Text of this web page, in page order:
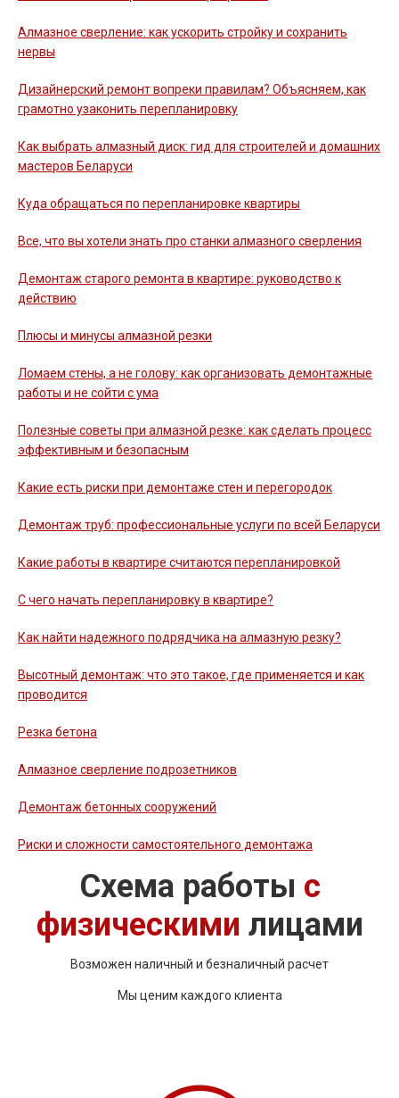
Алмазное сверление: как ускорить стройку и сохранить
нервы
Дизайнерский ремонт вопреки правилам? Объясняем, как
грамотно узаконить перепланировку
Как выбрать алмазный диск: гид для строителей и домашних
мастеров Беларуси
Куда обращаться по перепланировке квартиры
Все, что вы хотели знать про станки алмазного сверления
Демонтаж старого ремонта в квартире: руководство к
действию
Плюсы и минусы алмазной резки
Ломаем стены, а не голову: как организовать демонтажные
работы и не сойти с ума
Полезные советы при алмазной резке: как сделать процесс
эффективным и безопасным
Какие есть риски при демонтаже стен и перегородок
Демонтаж труб: профессиональные услуги по всей Беларуси
Какие работы в квартире считаются перепланировкой
С чего начать перепланировку в квартире?
Как найти надежного подрядчика на алмазную резку?
Высотный демонтаж: что это такое, где применяется и как
проводится
Резка бетона
Алмазное сверление подрозетников
Демонтаж бетонных сооружений
Риски и сложности самостоятельного демонтажа
Схема работы с
физическими лицами
Возможен наличный и безналичный расчет
Мы ценим каждого клиента